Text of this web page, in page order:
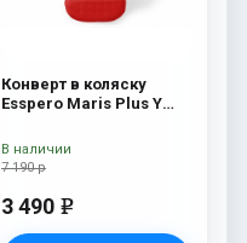
Конверт в коляску
Esspero Maris Plus Y
мех) Red
7 190 р
3 490 e
В наличии